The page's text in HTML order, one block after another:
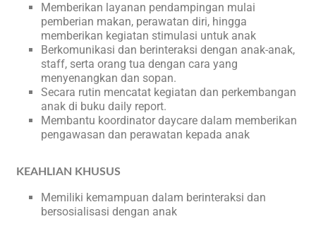
Memberikan layanan pendampingan mulai
pemberian makan, perawatan diri, hingga
memberikan kegiatan stimulasi untuk anak
Berkomunikasi dan berinteraksi dengan anak-anak,
staff, serta orang tua dengan cara yang
menyenangkan dan sopan.
Secara rutin mencatat kegiatan dan perkembangan
anak di buku daily report.
Membantu koordinator daycare dalam memberikan
pengawasan dan perawatan kepada anak
KEAHLIAN KHUSUS
Memiliki kemampuan dalam berinteraksi dan
bersosialisasi dengan anak